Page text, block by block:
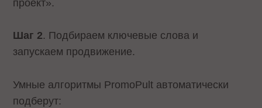
проект».
Шаг 2. Подбираем ключевые слова и
запускаем продвижение.
Умные алгоритмы PromoPult автоматически
подберут: